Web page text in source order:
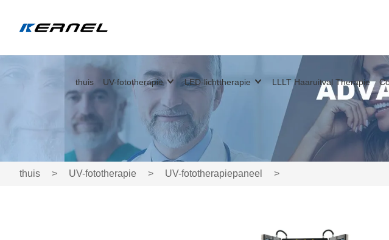
thuis UV-fototherapie LED-lichttherapie LLLT Haaruitval Therapie
thuis > UV-fototherapie > UV-fototherapiepaneel >